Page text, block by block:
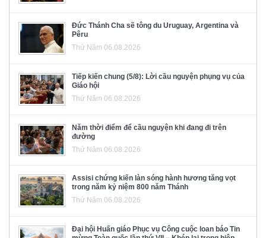
Đức Thánh Cha sẽ tông du Uruguay, Argentina và
Pêru
Thứ Năm 06.08.2026
Tiếp kiến chung (5/8): Lời cầu nguyện phụng vụ của
Giáo hội
Thứ Năm 06.08.2026
Năm thời điểm để cầu nguyện khi đang đi trên
đường
Thứ Năm 06.08.2026
Assisi chứng kiến làn sóng hành hương tăng vọt
trong năm kỷ niệm 800 năm Thánh
Thứ Năm 06.08.2026
Đại hội Huấn giáo Phục vụ Công cuộc loan báo Tin